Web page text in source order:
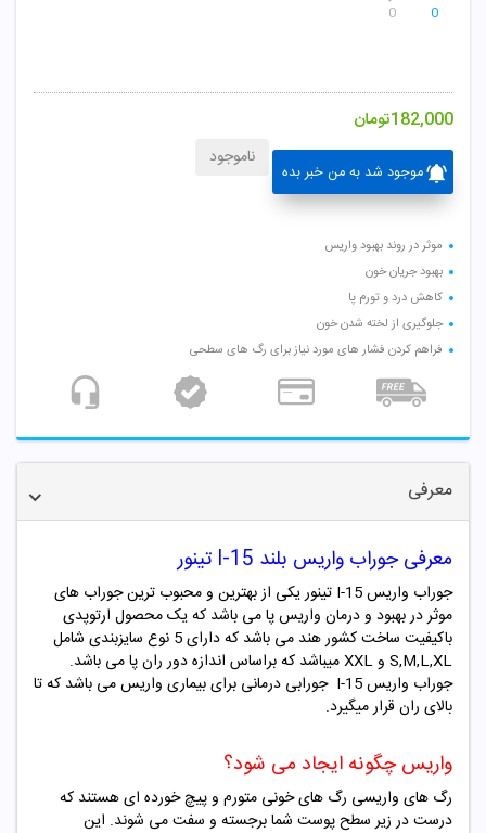
0
0
182,000تومان
موجود شد به من خبر بده
ناموجود
موثر در روند بهبود واریس
بهبود جریان خون
کاهش درد و تورم پا
جلوگیری از لخته شدن خون
فراهم کردن فشار های مورد نیاز برای رگ های سطحی
معرفی
معرفی جوراب واریس بلند I-15 تینور
جوراب واریس I-15 تینور یکی از بهترین و محبوب ترین جوراب های
موثر در بهبود و درمان واریس پا می باشد که یک محصول ارتوپدی
باکیفیت ساخت کشور هند می باشد که دارای 5 نوع سایزبندی شامل
S,M,L,XL و XXL میباشد که براساس اندازه دور ران پا می باشد.
جوراب واریس I-15 جورابی درمانی برای بیماری واریس می باشد که تا
بالای ران قرار میگیرد.
واریس چگونه ایجاد می شود؟
رگ های واریسی رگ های خونی متورم و پیچ خورده ای هستند که
درست در زیر سطح پوست شما برجسته و سفت می شوند. این